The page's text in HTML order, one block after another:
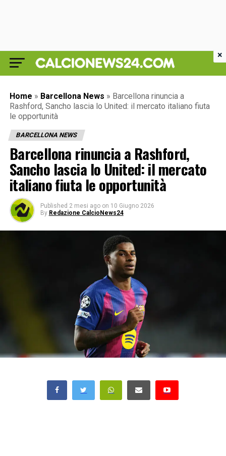
Home » Barcellona News » Barcellona rinuncia a
Rashford, Sancho lascia lo United: il mercato italiano fiuta
le opportunità
BARCELLONA NEWS
Barcellona rinuncia a Rashford,
Sancho lascia lo United: il mercato
italiano fiuta le opportunità
Published 2 mesi ago on 10 Giugno 2026
By Redazione CalcioNews24
×